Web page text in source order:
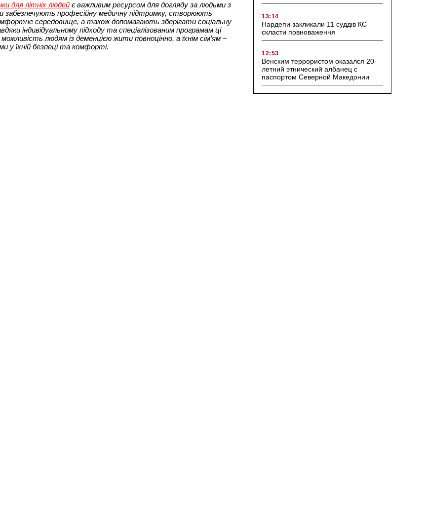
для літніх людей є важливим ресурсом для догляду за людьми з
забезпечують професійну медичну підтримку, створюють
середовище, а також допомагають зберігати соціальну
індивідуальному підходу та спеціалізованим програмам ці
людям із деменцією жити повноцінно, а їхнім сім’ям –
у їхній безпеці та комфорті.
13:14
Нардепи закликали 11 суддів КС
скласти повноваження
12:53
Венским террористом оказался 20-
летний этнический албанец с
паспортом Северной Македонии